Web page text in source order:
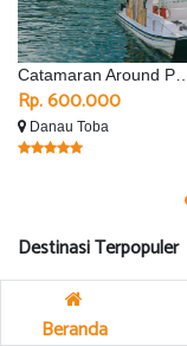
Rp. 600.000
Danau Toba
Destinasi Terpopuler
Beranda